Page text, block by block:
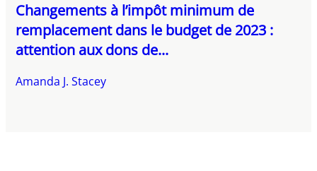
Changements à l’impôt minimum de
remplacement dans le budget de 2023 :
attention aux dons de...
Amanda J. Stacey